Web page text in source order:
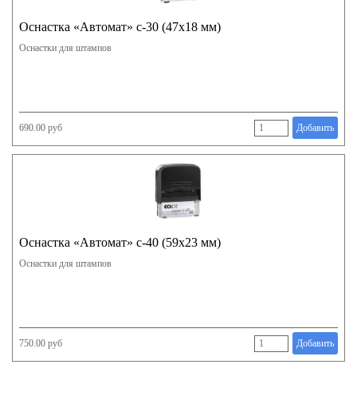
Оснастка «Автомат» с-30 (47х18 мм)
Оснастки для штампов
690.00 руб Добавить
Оснастка «Автомат» с-40 (59х23 мм)
Оснастки для штампов
750.00 руб Добавить